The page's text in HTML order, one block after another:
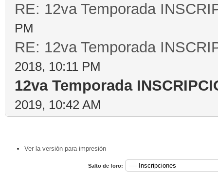
RE: 12va Temporada
PM
RE: 12va Temporada
2018, 10:11 PM
12va Temporada
2019, 10:42 AM
Ver la versión para impresión
Salto de foro: